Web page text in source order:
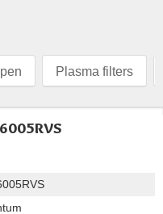
Plasma filters